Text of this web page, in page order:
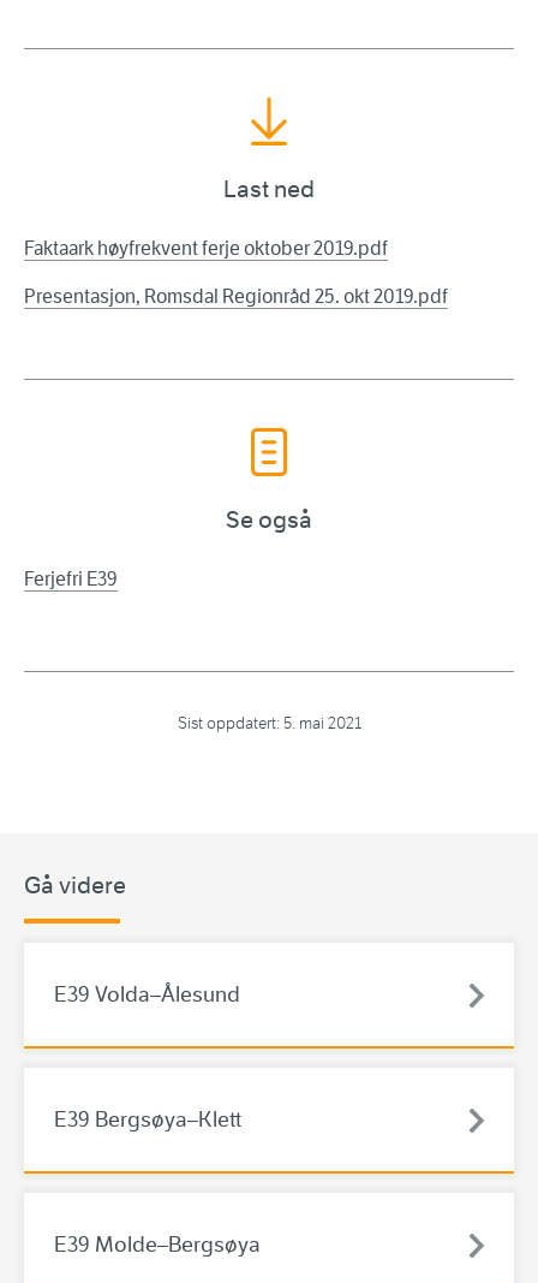
Last ned
Faktaark høyfrekvent ferje oktober 2019.pdf
Presentasjon, Romsdal Regionråd 25. okt 2019.pdf
Se også
Ferjefri E39
Sist oppdatert:5. mai 2021
Gå videre
E39 Volda–Ålesund
E39 Bergsøya–Klett
E39 Molde–Bergsøya